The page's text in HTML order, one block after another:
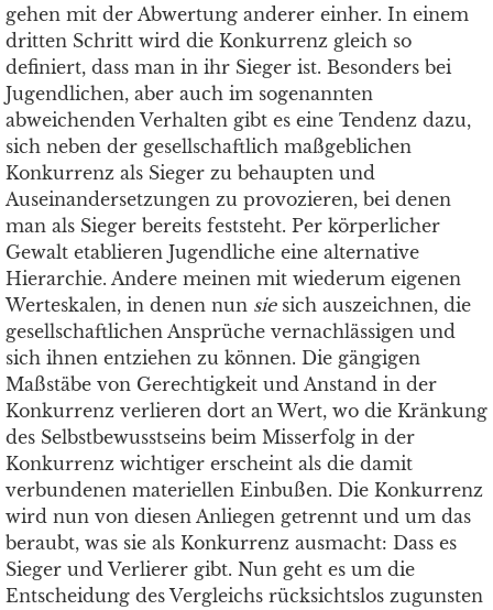
gehen mit der Abwertung anderer einher. In einem
dritten Schritt wird die Konkurrenz gleich so
definiert, dass man in ihr Sieger ist. Besonders bei
Jugendlichen, aber auch im sogenannten
abweichenden Verhalten gibt es eine Tendenz dazu,
sich neben der gesellschaftlich maßgeblichen
Konkurrenz als Sieger zu behaupten und
Auseinandersetzungen zu provozieren, bei denen
man als Sieger bereits feststeht. Per körperlicher
Gewalt etablieren Jugendliche eine alternative
Hierarchie. Andere meinen mit wiederum eigenen
Werteskalen, in denen nun siesich auszeichnen, die
gesellschaftlichen Ansprüche vernachlässigen und
sich ihnen entziehen zu können. Die gängigen
Maßstäbe von Gerechtigkeit und Anstand in der
Konkurrenz verlieren dort an Wert, wo die Kränkung
des Selbstbewusstseins beim Misserfolg in der
Konkurrenz wichtiger erscheint als die damit
verbundenen materiellen Einbußen. Die Konkurrenz
wird nun von diesen Anliegen getrennt und um das
beraubt, was sie als Konkurrenz ausmacht: Dass es
Sieger und Verlierer gibt. Nun geht es um die
Entscheidung des Vergleichs rücksichtslos zugunsten